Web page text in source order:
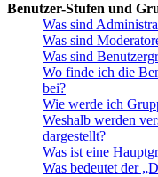
Benutzer-Stufen und
Was sind
Was sind
Was sind
Wo finde ich die
bei?
Wie werde ich
Weshalb werden
dargestellt?
Was ist eine
Was bedeutet der